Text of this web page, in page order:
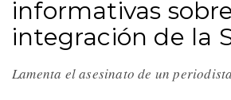
informativas
integración de la
Lamenta el asesinato de un